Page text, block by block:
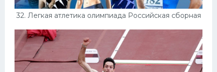
32. Легкая атлетика олимпиада Российская сборная